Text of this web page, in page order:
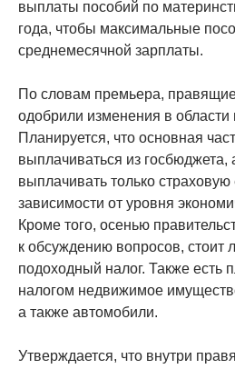
выплаты пособий по
года, чтобы максимальные
среднемесячной зарплаты.
По словам премьера,
одобрили изменения в
Планируется, что основная
выплачиваться из госбюджета,
выплачивать только страховую
зависимости от уровня
Кроме того, осенью
к обсуждению вопросов,
подоходный налог. Также есть
налогом недвижимое
а также автомобили.
Утверждается, что внутри